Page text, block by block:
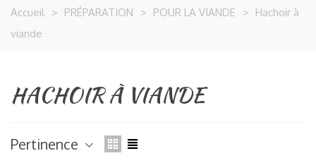
Accueil > PRÉPARATION > POUR LA VIANDE > Hachoir à
viande
HACHOIR À VIANDE
Pertinence